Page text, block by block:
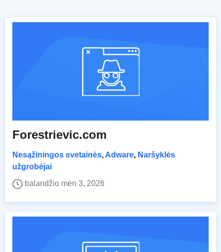
Forestrievic.com
Nesąžiningos svetainės, Adware, Naršyklės
užgrobėjai
balandžio mėn 3, 2026